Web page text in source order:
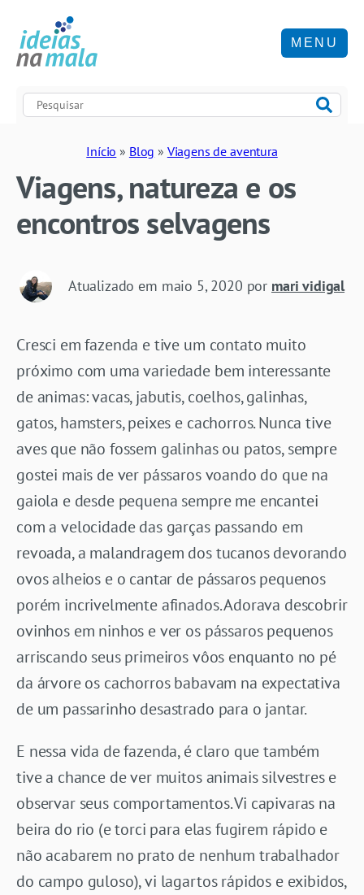
MENU
Início » Blog » Viagens de aventura
Viagens, natureza e os
encontros selvagens
Atualizado em maio 5, 2020 por mari vidigal
Cresci em fazenda e tive um contato muito
próximo com uma variedade bem interessante
de animas: vacas, jabutis, coelhos, galinhas,
gatos, hamsters, peixes e cachorros. Nunca tive
aves que não fossem galinhas ou patos, sempre
gostei mais de ver pássaros voando do que na
gaiola e desde pequena sempre me encantei
com a velocidade das garças passando em
revoada, a malandragem dos tucanos devorando
ovos alheios e o cantar de pássaros pequenos
porém incrivelmente afinados. Adorava descobrir
ovinhos em ninhos e ver os pássaros pequenos
arriscando seus primeiros vôos enquanto no pé
da árvore os cachorros babavam na expectativa
de um passarinho desastrado para o jantar.
E nessa vida de fazenda, é claro que também
tive a chance de ver muitos animais silvestres e
observar seus comportamentos. Vi capivaras na
beira do rio (e torci para elas fugirem rápido e
não acabarem no prato de nenhum trabalhador
do campo guloso), vi lagartos rápidos e exibidos,